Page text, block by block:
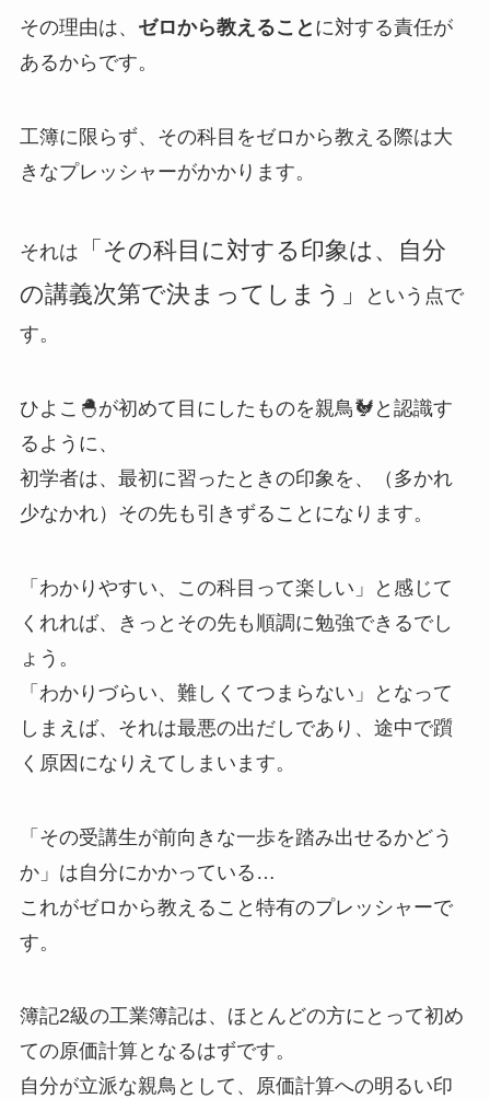
その理由は、 ゼロから教えること に対する責任が
あるからです。
工簿に限らず、その科目をゼロから教える際は大
きなプレッシャーがかかります。
それは
「その科目に対する印象は、自分
の講義次第で決まってしまう」
という点で
す。
ひよこ🐣が初めて目にしたものを親鳥🐓と認識す
るように、
初学者は、最初に習ったときの印象を、（多かれ
少なかれ）その先も引きずることになります。
「わかりやすい、この科目って楽しい」と感じて
くれれば、きっとその先も順調に勉強できるでし
ょう。
「わかりづらい、難しくてつまらない」となって
しまえば、それは最悪の出だしであり、途中で躓
く原因になりえてしまいます。
「その受講生が前向きな一歩を踏み出せるかどう
か」は自分にかかっている…
これがゼロから教えること特有のプレッシャーで
す。
簿記2級の工業簿記は、ほとんどの方にとって初め
ての原価計算となるはずです。
自分が立派な親鳥として、原価計算への明るい印